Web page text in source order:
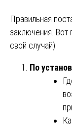
Правильная
заключения. Вот
свой случай):
По